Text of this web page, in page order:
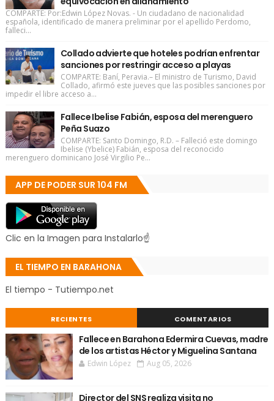
COMPARTE: Por:Edwin López Novas. - Un ciudadano de nacionalidad
española, identificado de manera preliminar por el apellido Perdomo,
falleci...
Collado advierte que hoteles podrían enfrentar
sanciones por restringir acceso a playas
COMPARTE: Baní, Peravia.– El ministro de Turismo, David
Collado, afirmó este jueves que las posibles sanciones por
impedir el libre acceso a...
Fallece Ibelise Fabián, esposa del merenguero
Peña Suazo
COMPARTE: Santo Domingo, R.D. – Falleció este domingo
Ibelise (Ybelice) Fabián, esposa del reconocido
merenguero dominicano José Virgilio Pe...
APP DE PODER SUR 104 FM
Clic en la Imagen para Instalarlo☝
EL TIEMPO EN BARAHONA
El tiempo - Tutiempo.net
RECIENTES COMENTARIOS
Fallece en Barahona Edermira Cuevas, madre
de los artistas Héctor y Miguelina Santana
Edwin López Aug 05, 2026
Director del SNS realiza visita no